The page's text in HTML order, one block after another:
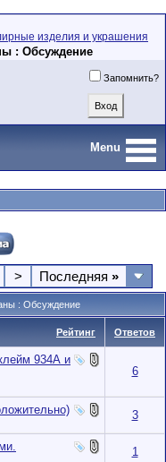
изделия и украшения
: Обсуждение
Запомнить?
Menu
> Последняя »
: Обсуждение
Рейтинг Ответов
934А и
6
3
1